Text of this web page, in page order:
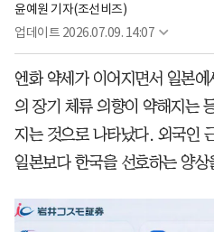
윤예원 기자(조선비즈)
업데이트 2026.07.09. 14:07
엔화 약세가 이어지면서 일본
의 장기 체류 의향이 약해지는
지는 것으로 나타났다. 외국인
일본보다 한국을 선호하는 양